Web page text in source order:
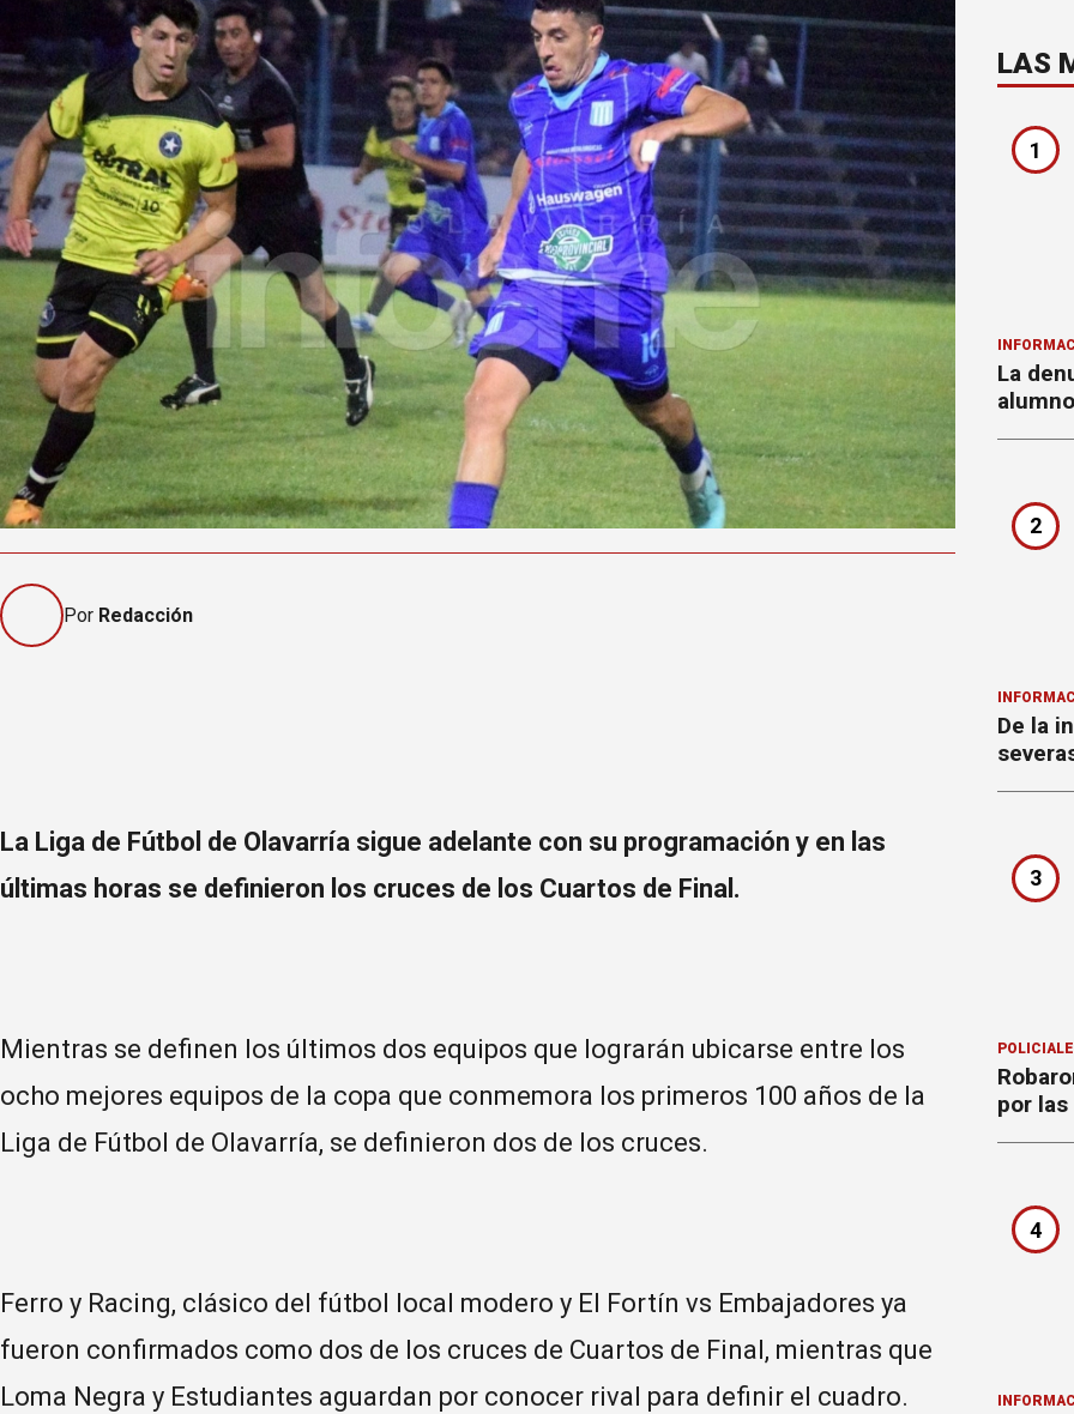
Por Redacción
La Liga de Fútbol de Olavarría sigue adelante con su programación y en las
últimas horas se definieron los cruces de los Cuartos de Final.
Mientras se definen los últimos dos equipos que lograrán ubicarse entre los
ocho mejores equipos de la copa que conmemora los primeros 100 años de la
Liga de Fútbol de Olavarría, se definieron dos de los cruces.
Ferro y Racing, clásico del fútbol local modero y El Fortín vs Embajadores ya
fueron confirmados como dos de los cruces de Cuartos de Final, mientras que
Loma Negra y Estudiantes aguardan por conocer rival para definir el cuadro.
LAS
1
La
2
De la
3
por
4